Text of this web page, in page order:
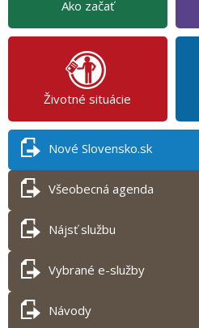
Ako začať
Životné situácie
Nové Slovensko.sk
Všeobecná agenda
Nájsť službu
Vybrané e-služby
Návody